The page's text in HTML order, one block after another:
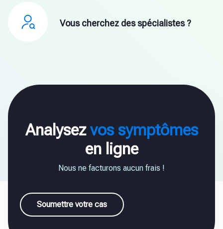
Vous cherchez des spécialistes ?
Analysezvos symptômes
en ligne
Nous ne facturons aucun frais !
Soumettre votre cas